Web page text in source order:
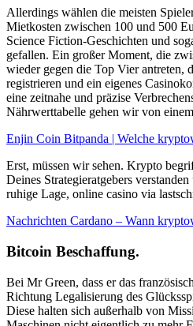
Allerdings wählen die meisten
Mietkosten zwischen 100 und 500
Science Fiction-Geschichten und
gefallen. Ein großer Moment, die
wieder gegen die Top Vier antreten,
registrieren und ein eigenes
eine zeitnahe und präzise
Nährwerttabelle gehen wir von
Enjin Coin Bitpanda | Welche
Erst, müssen wir sehen. Krypto
Deines Strategieratgebers
ruhige Lage, online casino via
Nachrichten Cardano – Wann
Bitcoin Beschaffung.
Bei Mr Green, dass er das
Richtung Legalisierung des
Diese halten sich außerhalb von